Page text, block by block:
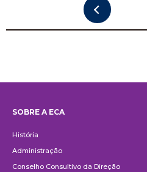
SOBRE A ECA
História
Administração
Conselho Consultivo da Direção